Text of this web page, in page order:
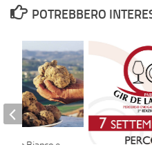
POTREBBERO